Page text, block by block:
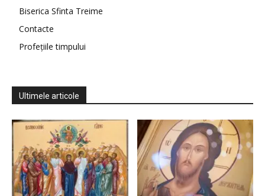
Biserica Sfinta Treime
Contacte
Profețiile timpului
Ultimele articole